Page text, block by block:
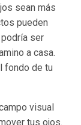
sean más
pueden
ser
a casa.
fondo de tu
visual
tus ojos.